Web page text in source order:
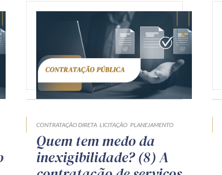
CONTRATAÇÃO DIRETA LICITAÇÃO PLANEJAMENTO
Quem tem medo da
inexigibilidade? (8) A